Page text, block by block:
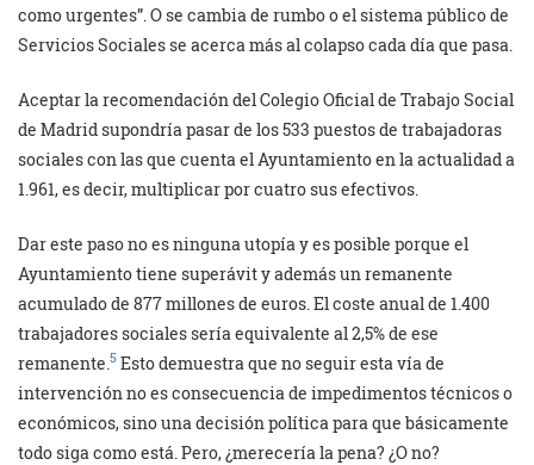
como urgentes”. O se cambia de rumbo o el sistema público de
Servicios Sociales se acerca más al colapso cada día que pasa.
Aceptar la recomendación del Colegio Oficial de Trabajo Social
de Madrid supondría pasar de los 533 puestos de trabajadoras
sociales con las que cuenta el Ayuntamiento en la actualidad a
1.961, es decir, multiplicar por cuatro sus efectivos.
Dar este paso no es ninguna utopía y es posible porque el
Ayuntamiento tiene superávit y además un remanente
acumulado de 877 millones de euros. El coste anual de 1.400
trabajadores sociales sería equivalente al 2,5% de ese
remanente. 5 Esto demuestra que no seguir esta vía de
intervención no es consecuencia de impedimentos técnicos o
económicos, sino una decisión política para que básicamente
todo siga como está. Pero, ¿merecería la pena? ¿O no?